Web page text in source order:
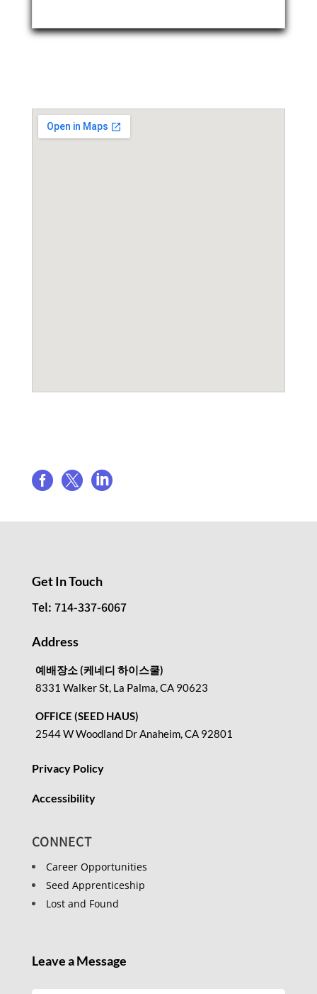
  
Get In Touch
Tel: 714-337-6067
Address
예배장소 (케네디 하이스쿨)
8331 Walker St, La Palma, CA 90623
OFFICE (SEED HAUS)
2544 W Woodland Dr Anaheim, CA 92801
Privacy Policy
Accessibility
CONNECT
Career Opportunities
Seed Apprenticeship
Lost and Found
Leave a Message